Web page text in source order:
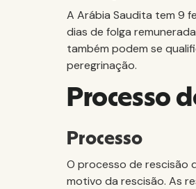
A Arábia Saudita tem 9
dias de folga
também podem se
peregrinação.
Processo
Processo
O processo de
motivo da rescisão. As